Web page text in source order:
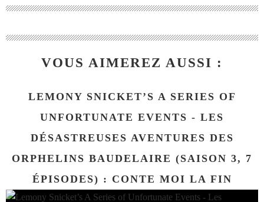
VOUS AIMEREZ AUSSI :
LEMONY SNICKET’S A SERIES OF
UNFORTUNATE EVENTS - LES
DÉSASTREUSES AVENTURES DES
ORPHELINS BAUDELAIRE (SAISON 3, 7
ÉPISODES) : CONTE MOI LA FIN